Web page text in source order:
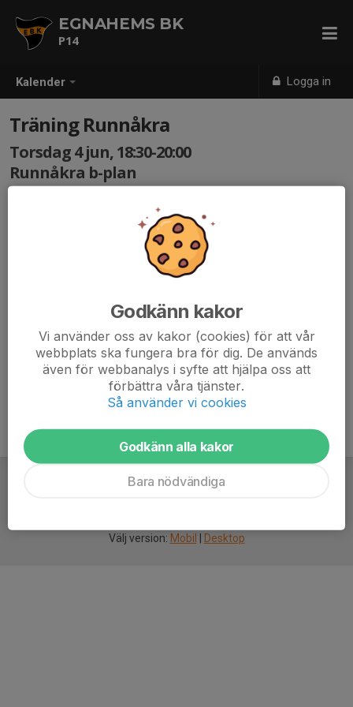
Kalender Logga in
EGNAHEMS BK
P14
Träning Runnåkra
Torsdag 4 jun, 18:30-20:00
Runnåkra b-plan
Medtag skor, benskydd, vattenflaska och kläder efter
Välj version: Mobil Desktop
Godkänn kakor
Vi använder oss av kakor (cookies) för att vår
webbplats ska fungera bra för dig. De används
även för webbanalys i syfte att hjälpa oss att
förbättra våra tjänster.
Så använder vi cookies
Godkänn alla kakor
Bara nödvändiga